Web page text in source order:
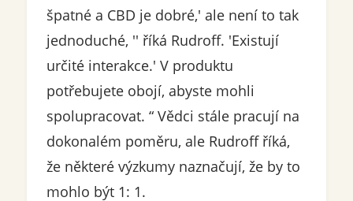
špatné a CBD je dobré,' ale není to tak
jednoduché, '' říká Rudroff. 'Existují
určité interakce.' V produktu
potřebujete obojí, abyste mohli
spolupracovat. “ Vědci stále pracují na
dokonalém poměru, ale Rudroff říká,
že některé výzkumy naznačují, že by to
mohlo být 1: 1.